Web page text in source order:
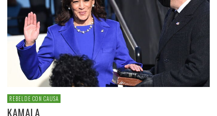
REBELDE CON CAUSA
KAMALA